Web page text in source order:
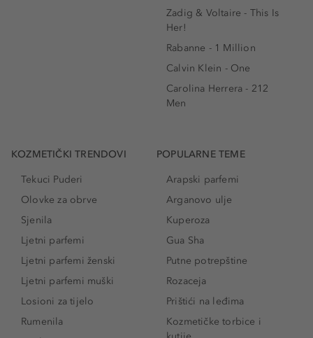
Zadig & Voltaire - This Is
Her!
Rabanne - 1 Million
Calvin Klein - One
Carolina Herrera - 212
Men
KOZMETIČKI TRENDOVI
Tekuci Puderi
Olovke za obrve
Sjenila
Ljetni parfemi
Ljetni parfemi ženski
Ljetni parfemi muški
Losioni za tijelo
Rumenila
POPULARNE TEME
Arapski parfemi
Arganovo ulje
Kuperoza
Gua Sha
Putne potrepštine
Rozaceja
Prištići na leđima
Kozmetičke torbice i